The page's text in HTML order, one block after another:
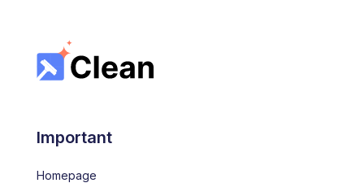
Important
Homepage